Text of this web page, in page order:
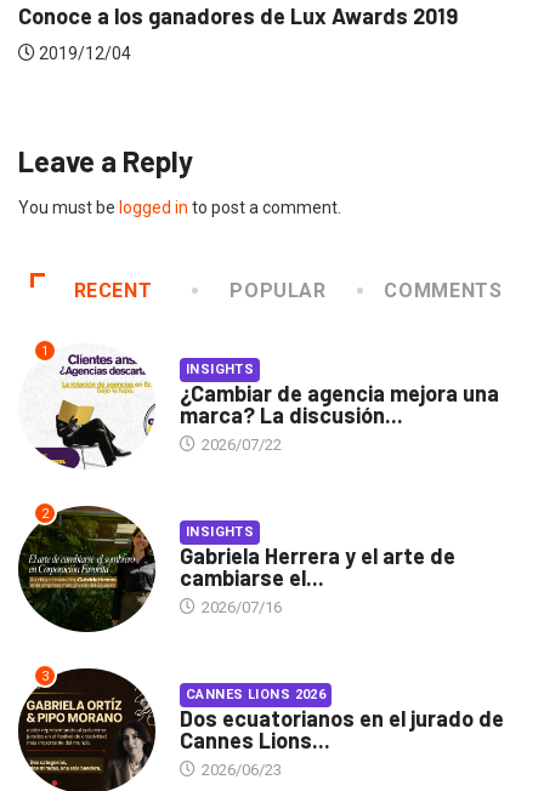
Conoce a los ganadores de Lux Awards 2019
2019/12/04
Leave a Reply
You must be logged in to post a comment.
RECENT POPULAR COMMENTS
1
INSIGHTS
¿Cambiar de agencia mejora una
marca? La discusión...
2026/07/22
2
INSIGHTS
Gabriela Herrera y el arte de
cambiarse el...
2026/07/16
3
CANNES LIONS 2026
Dos ecuatorianos en el jurado de
Cannes Lions...
2026/06/23